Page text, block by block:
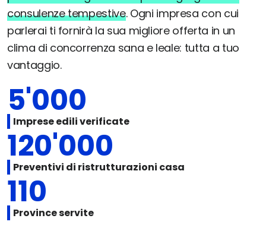
consulenze tempestive. Ogni impresa con cui
parlerai ti fornirà la sua migliore offerta in un
clima di concorrenza sana e leale: tutta a tuo
vantaggio.
5'000
Imprese edili verificate
120'000
Preventivi di ristrutturazioni casa
110
Province servite